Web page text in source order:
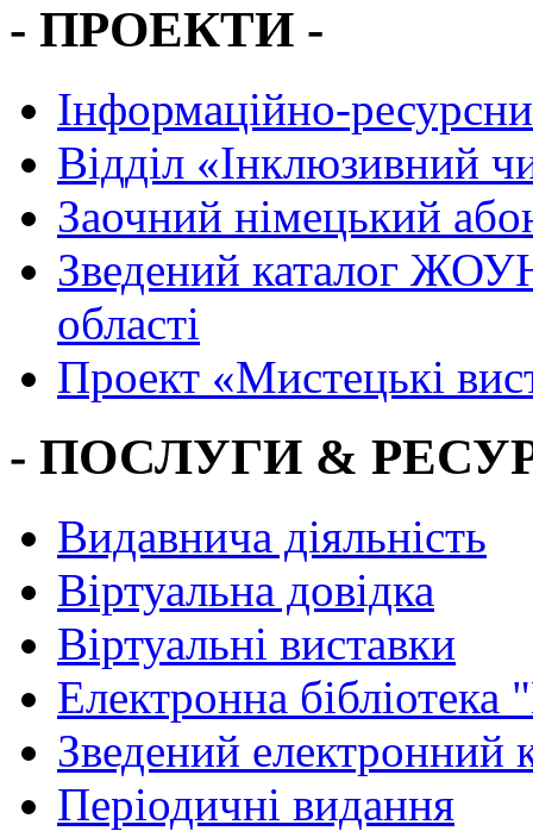
- ПРОЕКТИ -
Інформаційно-
Вiддiл «Інклюзивний
Заочний німецький
Зведений каталог
області
Проект «Мистецькі
- ПОСЛУГИ &
Видавнича діяльність
Віртуальна довідка
Віртуальні виставки
Електронна
Зведений електронний
Періодичні видання